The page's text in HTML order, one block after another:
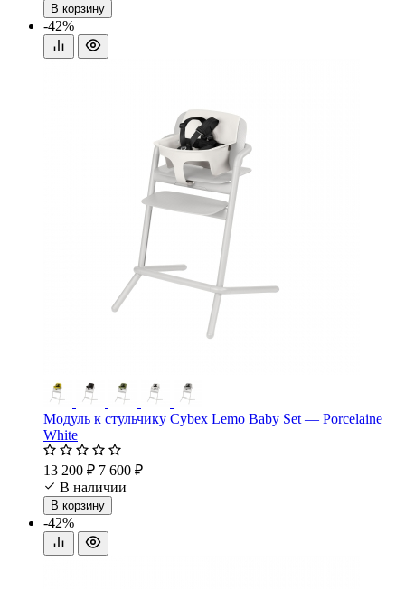
В корзину
-42%
Модуль к стульчику Cybex Lemo Baby Set — Porcelaine
White
13 200 ₽ 7 600 ₽
В наличии
В корзину
-42%